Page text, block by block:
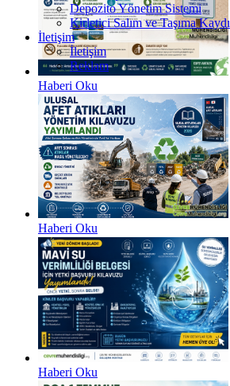
Haberi Oku
Haberi Oku
Haberi Oku
Depozito Yönetim Sistemi
Kirletici Salım ve Taşıma Kaydı
İletişim
İletişim
Reklam